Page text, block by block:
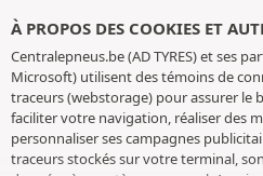
À PROPOS DES COOKIES ET
Centralepneus.be (AD TYRES) et ses
Microsoft) utilisent des témoins de
traceurs (webstorage) pour assurer le
faciliter votre navigation, réaliser des
personnaliser ses campagnes
traceurs stockés sur votre terminal,